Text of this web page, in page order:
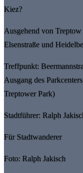
Kiez?
Ausgehend von
Elsenstraße und
Treffpunkt:
Ausgang des
Treptower Park)
Stadtführer: Ralph
Für Stadtwanderer
Foto: Ralph Jakisch